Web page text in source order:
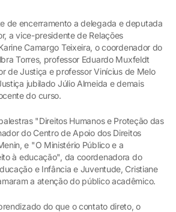
de encerramento a delegada e deputada
a vice-presidente de Relações
Camargo Teixeira, o coordenador do
Torres, professor Eduardo Muxfeldt
de Justiça e professor Vinícius de Melo
jubilado Júlio Almeida e demais
do curso.
"Direitos Humanos e Proteção das
do Centro de Apoio dos Direitos
e "O Ministério Público e a
à educação", da coordenadora do
e Infância e Juventude, Cristiane
a atenção do público acadêmico.
do que o contato direto, o